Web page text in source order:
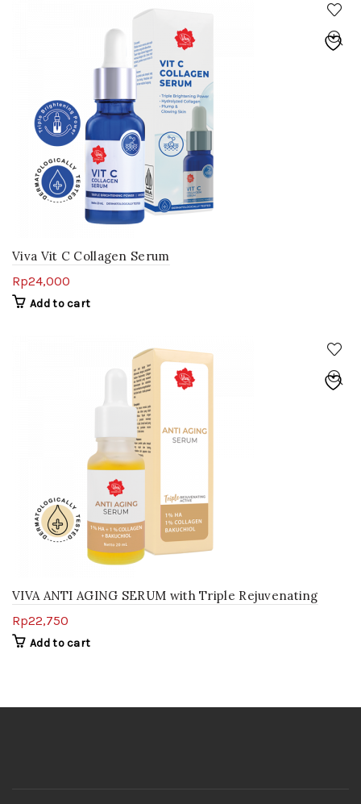
Viva Vit C Collagen Serum
Rp24,000
Add to cart
VIVA ANTI AGING SERUM with Triple Rejuvenating
Active
Rp22,750
Add to cart